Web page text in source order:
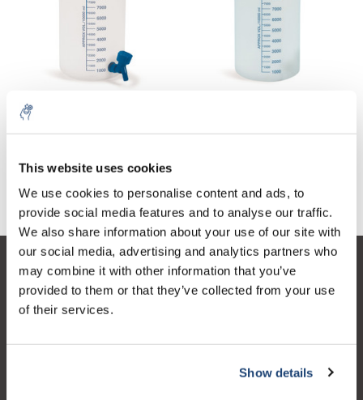
This website uses cookies
We use cookies to personalise content and ads, to
provide social media features and to analyse our traffic.
We also share information about your use of our site with
our social media, advertising and analytics partners who
may combine it with other information that you’ve
provided to them or that they’ve collected from your use
of their services.
Show details
Ballonflasche mit
Hahnanschluss
Kundendienst
Mein Konto
5% off for your next order
Sign up for our newsletter to stay informed about
our new products, and receive a 10% discount on
your next purchase for all chemical products from
our own brand 😀